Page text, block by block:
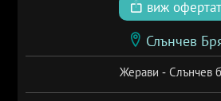
виж
Слънчев
Жерави - Слънчев